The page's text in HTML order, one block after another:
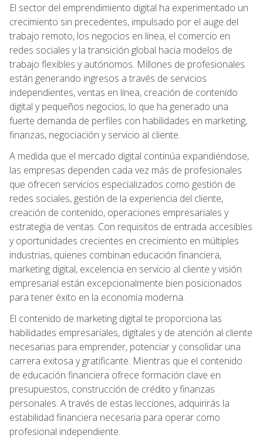
El sector del emprendimiento digital ha experimentado un
crecimiento sin precedentes, impulsado por el auge del
trabajo remoto, los negocios en línea, el comercio en
redes sociales y la transición global hacia modelos de
trabajo flexibles y autónomos. Millones de profesionales
están generando ingresos a través de servicios
independientes, ventas en línea, creación de contenido
digital y pequeños negocios, lo que ha generado una
fuerte demanda de perfiles con habilidades en marketing,
finanzas, negociación y servicio al cliente.
A medida que el mercado digital continúa expandiéndose,
las empresas dependen cada vez más de profesionales
que ofrecen servicios especializados como gestión de
redes sociales, gestión de la experiencia del cliente,
creación de contenido, operaciones empresariales y
estrategia de ventas. Con requisitos de entrada accesibles
y oportunidades crecientes en crecimiento en múltiples
industrias, quienes combinan educación financiera,
marketing digital, excelencia en servicio al cliente y visión
empresarial están excepcionalmente bien posicionados
para tener éxito en la economía moderna.
El contenido de marketing digital te proporciona las
habilidades empresariales, digitales y de atención al cliente
necesarias para emprender, potenciar y consolidar una
carrera exitosa y gratificante. Mientras que el contenido
de educación financiera ofrece formación clave en
presupuestos, construcción de crédito y finanzas
personales. A través de estas lecciones, adquirirás la
estabilidad financiera necesaria para operar como
profesional independiente.